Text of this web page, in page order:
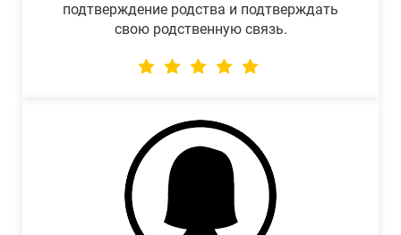
подтверждение родства и подтверждать
свою родственную связь.